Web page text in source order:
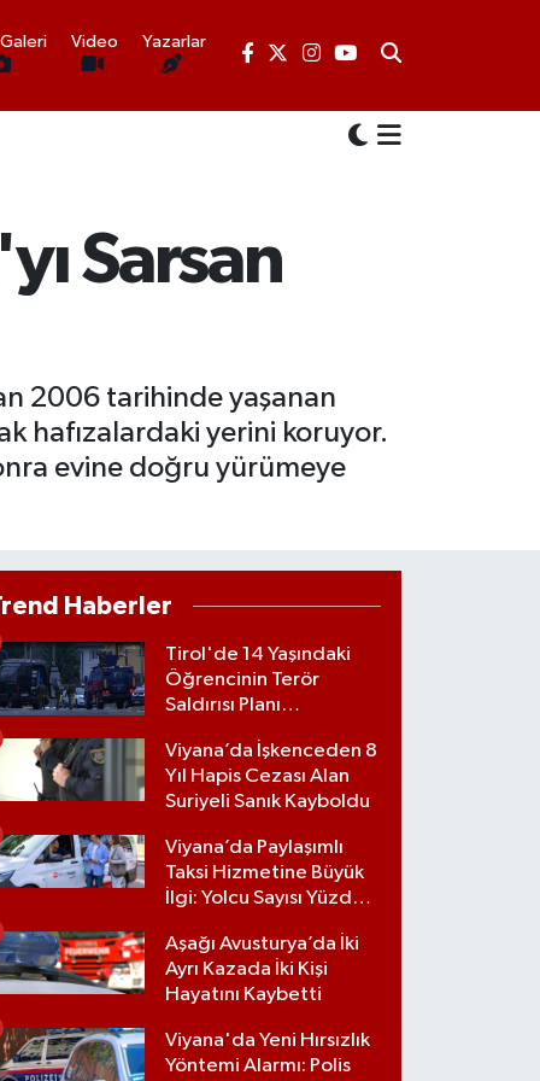
Video Yazarlar
Sarsan
2006 tarihinde yaşanan
hafızalardaki yerini koruyor.
evine doğru yürümeye
Haberler
Tirol'de 14 Yaşındaki
Öğrencinin Terör
Saldırısı Planı
Viyana’da İşkenceden 8
Yıl Hapis Cezası Alan
Suriyeli Sanık Kayboldu
Viyana’da Paylaşımlı
Taksi Hizmetine Büyük
İlgi: Yolcu Sayısı Yüzde
Aşağı Avusturya’da İki
Ayrı Kazada İki Kişi
Hayatını Kaybetti
Viyana'da Yeni Hırsızlık
Yöntemi Alarmı: Polis